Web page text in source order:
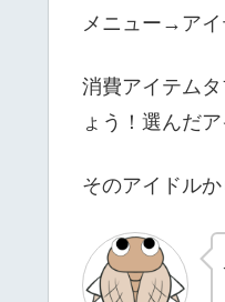
メニュー→アイ
消費アイテム
ょう！選んだ
そのアイドル